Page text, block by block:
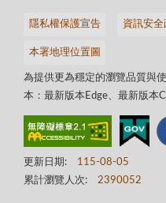
隱私權保護宣告 資訊安
本署地理位置圖
為提供更為穩定的瀏覽品質與
本：最新版本Edge、最新版本
更新日期:
115-08-05
累計瀏覽人次:
2390052